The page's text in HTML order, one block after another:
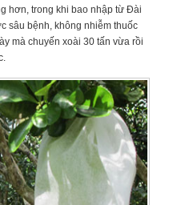
hơn, trong khi bao nhập từ Đài
sâu bệnh, không nhiễm thuốc
mà chuyến xoài 30 tấn vừa rồi